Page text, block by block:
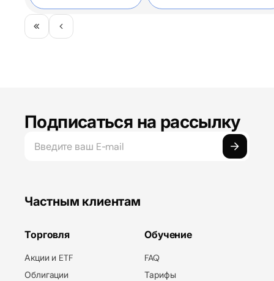
2026
Подписаться на рассылку
Частным клиентам
Торговля
Акции и ETF
Облигации
Обучение
FAQ
Тарифы